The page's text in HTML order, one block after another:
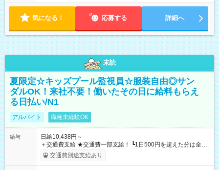
気になる！ 応募する 詳細へ
未読
夏限定☆キッズプール監視員☆服装自由◎サン
ダルOK！来社不要！働いたその日に給料もらえ
る日払い/N1
アルバイト 職種未経験OK
給与
日給10,438円～
＋交通費支給 ★交通費一部支給！ ┗1日500円を超えた分は全額
支給！ ※往復500円以内の方は自己負担となります ★日払い
OK！（規定あり） ┗働いたその日に現金GET♪ お仕事後はコン
交通費別途支給あり